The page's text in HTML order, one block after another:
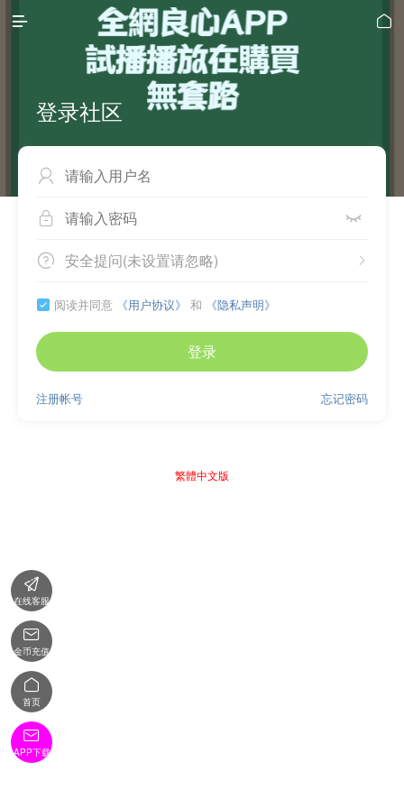
 
登录社区

 
 
安全提问(未设置请忽略)
 阅读并同意 《用户协议》 和 《隐私声明》
登录
忘记密码
注册帐号
繁體中文版

在线客服

金币充值

首页

APP下载